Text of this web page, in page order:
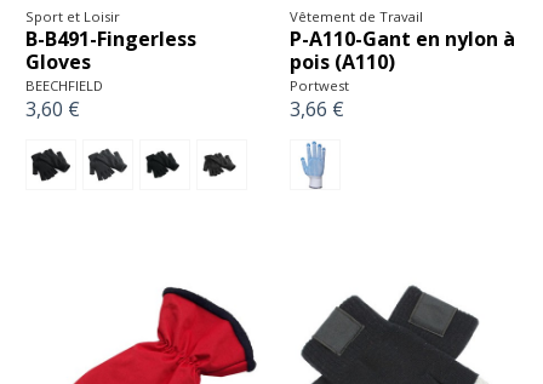
Sport et Loisir
B-B491-Fingerless
Gloves
BEECHFIELD
3,60 €
Vêtement de Travail
P-A110-Gant en nylon à
pois (A110)
Portwest
3,66 €